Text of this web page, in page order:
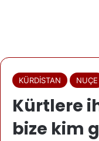
KÜRDİSTAN NUÇE
Kürtlere
bize kim